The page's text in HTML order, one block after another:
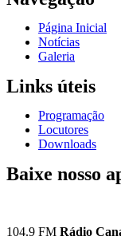
Página Inicial
Notícias
Galeria
Links úteis
Programação
Locutores
Downloads
Baixe nosso
104.9 FM Rádio